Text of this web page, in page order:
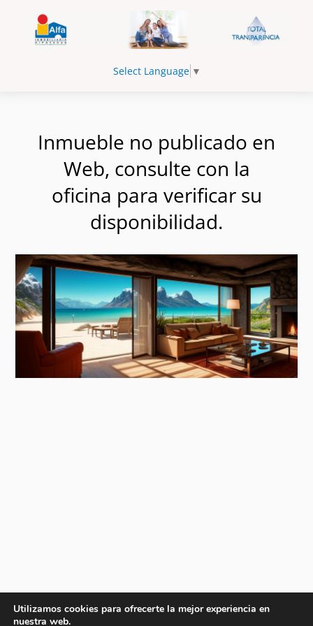
Select Language ▼
Inmueble no publicado en
Web, consulte con la
oficina para verificar su
disponibilidad.
Utilizamos cookies para ofrecerte la mejor experiencia en
nuestra web.